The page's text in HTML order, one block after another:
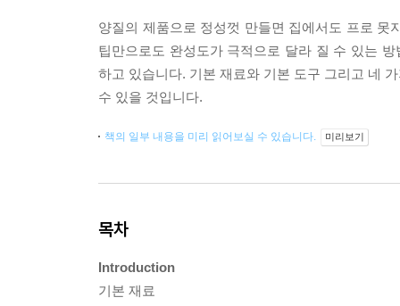
양질의 제품으로 정성껏 만들면 집에서도 프로
팁만으로도 완성도가 극적으로 달라 질 수 있는
하고 있습니다. 기본 재료와 기본 도구 그리고 네
수 있을 것입니다.
책의 일부 내용을 미리 읽어보실 수 있습니다. 미리보기
목차
Introduction
기본 재료